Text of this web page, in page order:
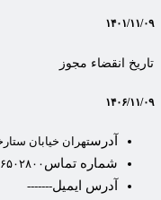
۱۴۰۱/۱۱/۰۹
تاریخ انقضاء مجوز
۱۴۰۶/۱۱/۰۹
آدرستهران خیابان
شماره تماس
آدرس ایمیل-------